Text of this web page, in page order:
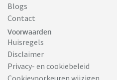
Blogs
Contact
Voorwaarden
Huisregels
Disclaimer
Privacy- en cookiebeleid